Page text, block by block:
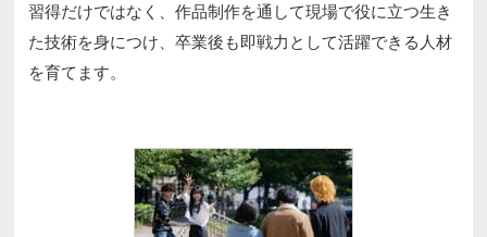
習得だけではなく、作品制作を通して現場で役に立つ生き
た技術を身につけ、卒業後も即戦力として活躍できる人材
を育てます。